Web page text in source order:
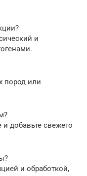
и
пород или
добавьте свежего
и обработкой,